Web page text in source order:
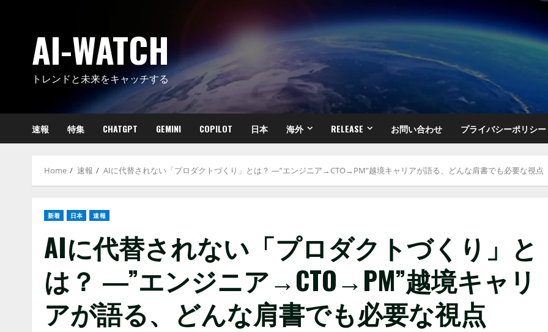
AI-WATCH
トレンドと未来をキャッチする
速報 特集 CHATGPT GEMINI COPILOT 日本 海外 RELEASE お問い合わせ プライバシーポリシー
Home 速報 AIに代替されない「プロダクトづくり」とは？ ―”エンジニア→CTO→PM”越境キャリアが語る、どんな肩書でも必要な視点
新着 日本 速報
AIに代替されない「プロダクトづくり」と
は？ ―”エンジニア→CTO→PM”越境キャリ
アが語る、どんな肩書でも必要な視点